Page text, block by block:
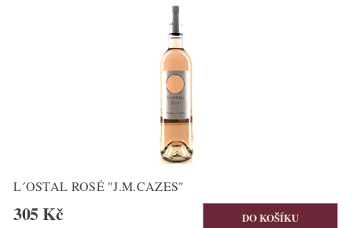
L´OSTAL ROSÉ "J.M.CAZES"
305 Kč